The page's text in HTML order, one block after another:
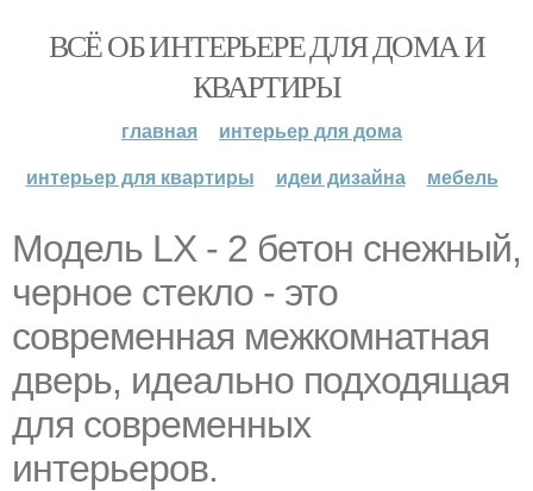
ВСЁ ОБ ИНТЕРЬЕРЕ ДЛЯ ДОМА И
КВАРТИРЫ
главная
интерьер для дома
интерьер для квартиры
идеи дизайна мебель
Модель LХ - 2 бетон снежный,
черное стекло - это
современная межкомнатная
дверь, идеально подходящая
для современных
интерьеров.